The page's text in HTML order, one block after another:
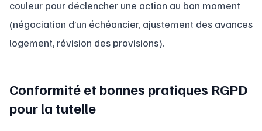
couleur pour déclencher une action au bon moment
(négociation d’un échéancier, ajustement des avances
logement, révision des provisions).
Conformité et bonnes pratiques RGPD
pour la tutelle